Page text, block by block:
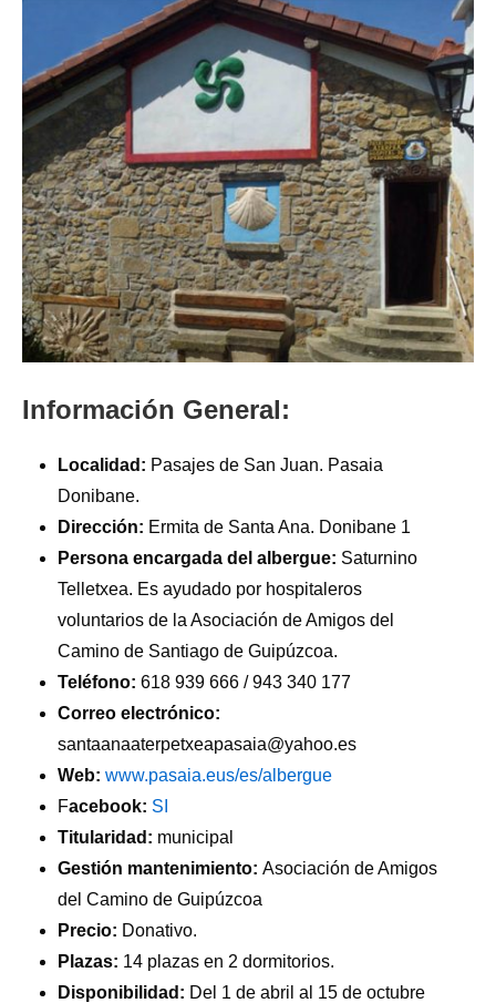
Información General:
Localidad: Pasajes de San Juan. Pasaia
Donibane.
Dirección: Ermita de Santa Ana. Donibane 1
Persona encargada del albergue: Saturnino
Telletxea. Es ayudado por hospitaleros
voluntarios de la Asociación de Amigos del
Camino de Santiago de Guipúzcoa.
Teléfono: 618 939 666 / 943 340 177
Correo electrónico:
santaanaaterpetxeapasaia@yahoo.es
Web: www.pasaia.eus/es/albergue
Facebook: SI
Titularidad: municipal
Gestión mantenimiento: Asociación de Amigos
del Camino de Guipúzcoa
Precio: Donativo.
Plazas: 14 plazas en 2 dormitorios.
Disponibilidad: Del 1 de abril al 15 de octubre